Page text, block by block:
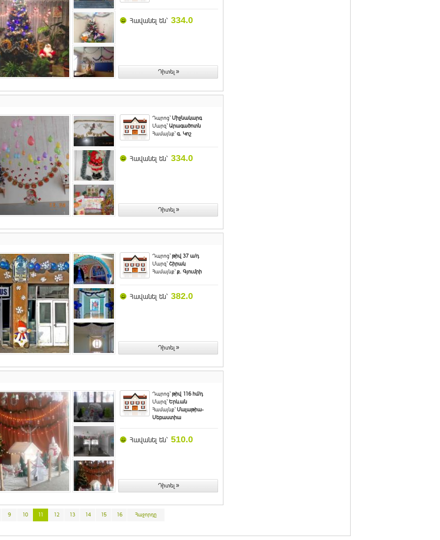
Հավանել են` 334.0
Դպրոց`Միջնակարգ
Մարզ`Արագածոտն
Համայնք`գ. Կոշ
Հավանել են` 334.0
Դպրոց`թիվ 37 ա/դ
Մարզ`Շիրակ
Համայնք`ք. Գյումրի
Հավանել են` 382.0
Դպրոց`թիվ 116 հմ/դ
Մարզ`Երևան
Համայնք`Մալաթիա-
Սեբաստիա
Հավանել են` 510.0
9 10 11 12 13 14 15 16 Հաջորդը